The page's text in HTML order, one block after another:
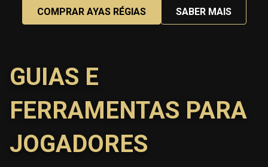
COMPRAR AYAS RÉGIAS SABER MAIS
GUIAS E
FERRAMENTAS PARA
JOGADORES